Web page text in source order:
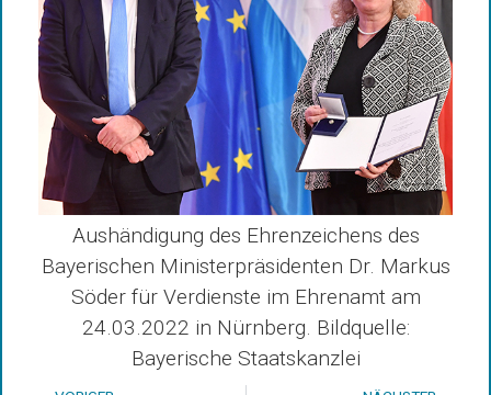
Aushändigung des Ehrenzeichens des
Bayerischen Ministerpräsidenten Dr. Markus
Söder für Verdienste im Ehrenamt am
24.03.2022 in Nürnberg. Bildquelle:
Bayerische Staatskanzlei